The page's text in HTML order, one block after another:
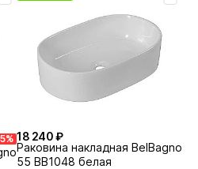
18 240 ₽
Раковина накладная BelBagno
55 BB1048 белая